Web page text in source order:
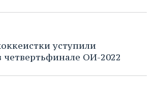
уступили
ОИ-2022